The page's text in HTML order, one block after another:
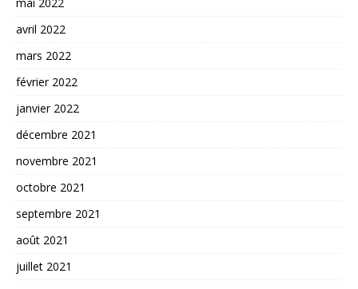
avril 2022
mars 2022
février 2022
janvier 2022
décembre 2021
novembre 2021
octobre 2021
septembre 2021
août 2021
juillet 2021